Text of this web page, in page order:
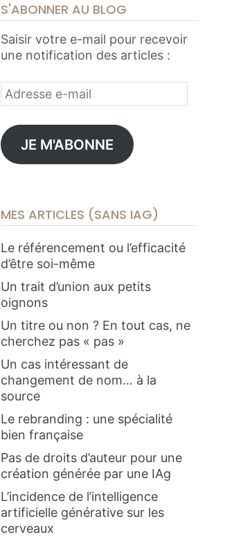
S'ABONNER AU BLOG
Saisir votre e-mail pour recevoir
une notification des articles :
Adresse
e-
JE M'ABONNE
MES ARTICLES (SANS IAG)
Le référencement ou l’efficacité
d’être soi-même
Un trait d’union aux petits
oignons
Un titre ou non ? En tout cas, ne
cherchez pas « pas »
Un cas intéressant de
changement de nom… à la
source
Le rebranding : une spécialité
bien française
Pas de droits d’auteur pour une
création générée par une IAg
L’incidence de l’intelligence
artificielle générative sur les
cerveaux